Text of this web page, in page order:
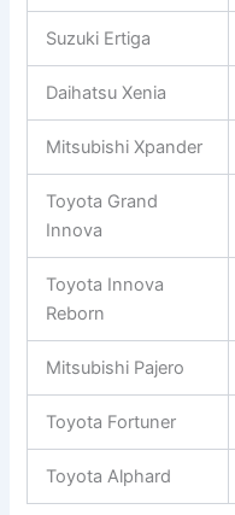
Suzuki Ertiga
Daihatsu Xenia
Mitsubishi Xpander
Toyota Grand
Innova
Toyota Innova
Reborn
Mitsubishi Pajero
Toyota Fortuner
Toyota Alphard